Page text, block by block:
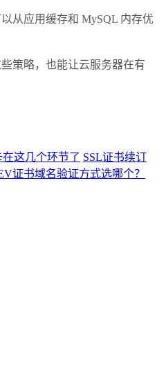
从应用缓存和 MySQL 内存优
策略，也能让云服务器在有
这几个环节了 SSL证书续订
证书域名验证方式选哪个？